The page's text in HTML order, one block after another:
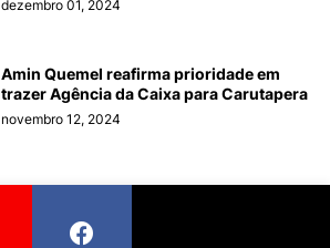
dezembro 01, 2024
Amin Quemel reafirma prioridade em
trazer Agência da Caixa para Carutapera
novembro 12, 2024